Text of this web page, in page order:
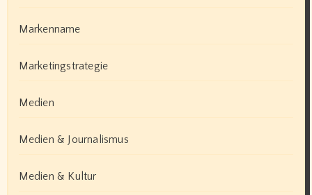
Markenname
Marketingstrategie
Medien
Medien & Journalismus
Medien & Kultur